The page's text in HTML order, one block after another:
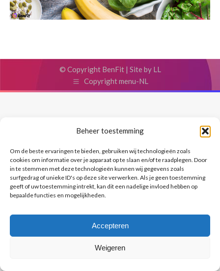
Beheer toestemming
Om de beste ervaringen te bieden, gebruiken wij technologieën zoals
cookies om informatie over je apparaat op te slaan en/of te raadplegen. Door
in te stemmen met deze technologieën kunnen wij gegevens zoals
surfgedrag of unieke ID's op deze site verwerken. Als je geen toestemming
geeft of uw toestemming intrekt, kan dit een nadelige invloed hebben op
bepaalde functies en mogelijkheden.
Accepteren
Weigeren
© Copyright BenFit | Site by LL
Copyright menu-NL